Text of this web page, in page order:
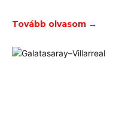
Tovább olvasom →